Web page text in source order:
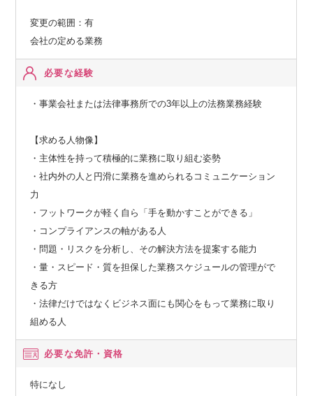
変更の範囲：有
会社の定める業務
必要な経験
・事業会社または法律事務所での3年以上の法務業務経験
【求める人物像】
・主体性を持って積極的に業務に取り組む姿勢
・社内外の人と円滑に業務を進められるコミュニケーション
力
・フットワークが軽く自ら「手を動かすことができる」
・コンプライアンスの軸がある人
・問題・リスクを分析し、その解決方法を提案する能力
・量・スピード・質を担保した業務スケジュールの管理がで
きる方
・法律だけではなくビジネス面にも関心をもって業務に取り
組める人
必要な免許・資格
特になし